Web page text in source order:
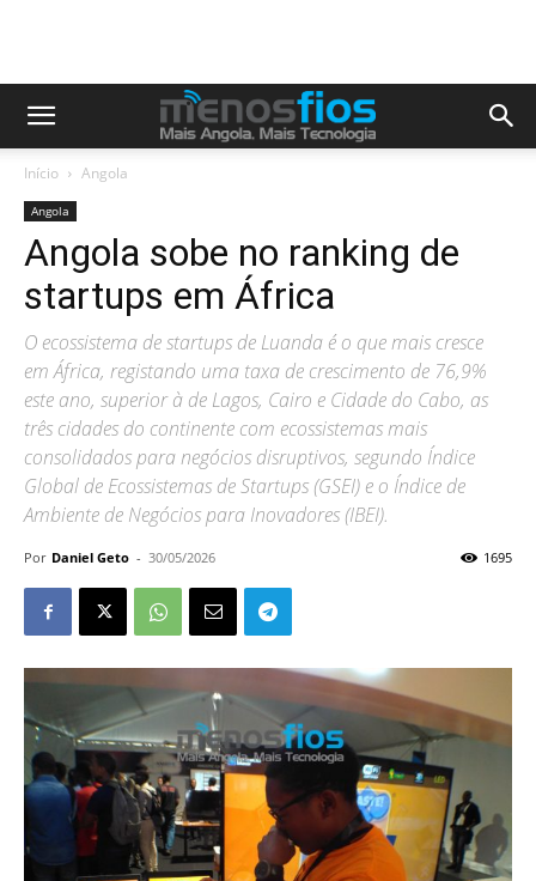
Início Angola
Angola
Angola sobe no ranking de
startups em África
O ecossistema de startups de Luanda é o que mais cresce
em África, registando uma taxa de crescimento de 76,9%
este ano, superior à de Lagos, Cairo e Cidade do Cabo, as
três cidades do continente com ecossistemas mais
consolidados para negócios disruptivos, segundo Índice
Global de Ecossistemas de Startups (GSEI) e o Índice de
Ambiente de Negócios para Inovadores (IBEI).
Por Daniel Geto - 30/05/2026 1695